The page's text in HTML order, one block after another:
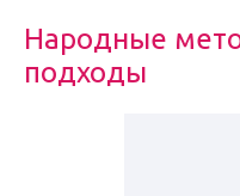
Народные
подходы